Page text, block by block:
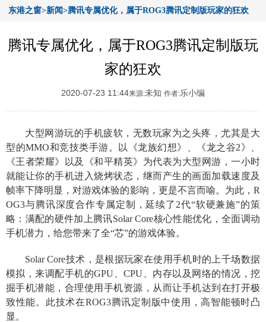
东港之窗>新闻>腾讯专属优化，属于ROG3腾讯定制版玩家的狂欢
腾讯专属优化，属于ROG3腾讯定制版玩
家的狂欢
2020-07-23 11:44来源:未知 作者:乐小编
大型网游玩的手机疲软，无数玩家为之头疼，尤其是大
型的MMO和竞技类手游。以《龙族幻想》、《龙之谷2》、
《王者荣耀》以及《和平精英》为代表为大型网游，一小时
就能让你的手机进入烧烤状态，继而产生的画面加载速度及
帧率下降明显，对游戏体验的影响，更是不言而喻。为此，R
OG3与腾讯深度合作专属定制，延续了2代“软硬兼施”的策
略：满配的硬件加上腾讯Solar Core核心性能优化，全面调动
手机潜力，给您带来了全“芯”的游戏体验。
Solar Core技术，是根据玩家在使用手机时的上千场数据
模拟，来调配手机的GPU、CPU、内存以及网络的情况，挖
掘手机潜能，合理使用手机资源，从而让手机达到在打开极
致性能。此技术在ROG3腾讯定制版中使用，高智能顿时凸
显。